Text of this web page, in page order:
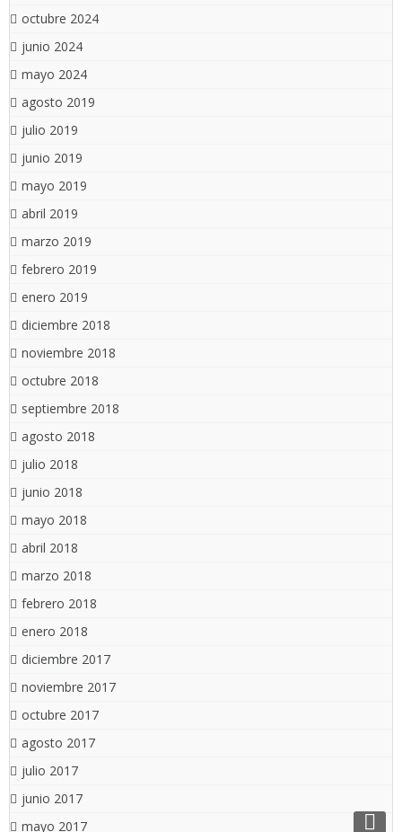
octubre 2024
junio 2024
mayo 2024
agosto 2019
julio 2019
junio 2019
mayo 2019
abril 2019
marzo 2019
febrero 2019
enero 2019
diciembre 2018
noviembre 2018
octubre 2018
septiembre 2018
agosto 2018
julio 2018
junio 2018
mayo 2018
abril 2018
marzo 2018
febrero 2018
enero 2018
diciembre 2017
noviembre 2017
octubre 2017
agosto 2017
julio 2017
junio 2017
mayo 2017